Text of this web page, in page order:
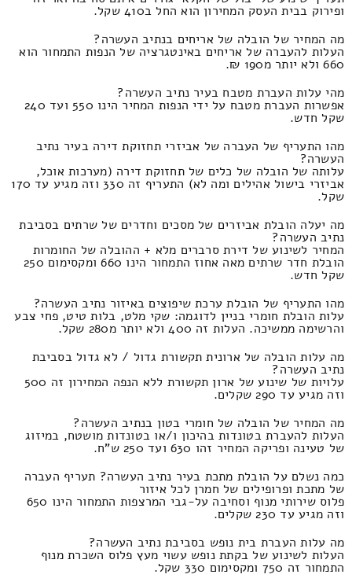
ופירוק בבית העסק המחירון הוא החל ב410 שקל.
מה המחיר של הובלה של אריחים בנתיב העשרה?
העלות להעברה של אריחים באינטגרציה של הנפות התמחור הוא
660 ולא יותר מ190 ₪.
מהי עלות העברת מטבח בעיר נתיב העשרה?
אפשרות העברת מטבח על ידי הנפות המחיר הינו 550 ועד 240
שקל חדש.
מהו התעריף של העברה של אביזרי תחזוקת דירה בעיר נתיב
העשרה?
עלותה של הובלה של כלים של תחזוקת דירה (מערכות אוכל,
אביזרי בישול אהילים ומה לא) התעריף זה 330 וזה מגיע עד 170
שקל.
מה יעלה הובלת אביזרים של מסכים וחדרים של שרתים בסביבת
נתיב העשרה?
המחיר לשינוע של דירת סרברים מלא + ההובלה של החומרות
הובלת חדר שרתים מאה אחוז התמחור הינו 660 ומקסימום 250
שקל חדש.
מהו התעריף של הובלת ערכת שיפוצים באיזור נתיב העשרה?
עלות הובלת חומרי בניין לדוגמה: שקי מלט, בלות טיט, פחי צבע
והרשימה ממשיכה. העלות זה 400 ולא יותר מ280 שקל.
מה עלות הובלה של ארונית תקשורת גדול / לא גדול בסביבת
נתיב העשרה?
עלויות של שינוע של ארון תקשורת ללא הנפה המחירון זה 500
וזה מגיע עד 290 שקלים.
מה המחיר של הובלה של חומרי בטון בנתיב העשרה?
העלות להעברת בטונדות בהיכון ו/או בטונדות מושטח, במיזוג
של טעינה ופריקה המחיר זהו 630 ועד 250 ש"ח.
כמה נשלם על הובלת מתכת בעיר נתיב העשרה? תעריף העברה
של מתכת ופרופילים של חמרן לכל איזור
פלוס שירותי מנוף וסחיבה על-גבי המרצפות התמחור הינו 650
וזה מגיע עד 230 שקלים.
מה עלות העברת בית נופש בסביבת נתיב העשרה?
העלות לשינוע של בקתת נופש עשוי מעץ פלוס השכרת מנוף
התמחור זה 750 ומקסימום 330 שקל.